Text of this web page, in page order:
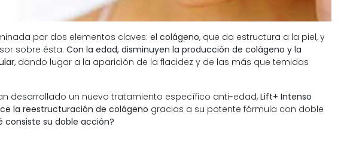
por dos elementos claves: el colágeno, que da estructura a la piel, y
sobre ésta. Con la edad, disminuyen la producción de colágeno y la
, dando lugar a la aparición de la flacidez y de las más que temidas
desarrollado un nuevo tratamiento específico anti-edad, Lift+ Intenso
la reestructuración de colágeno gracias a su potente fórmula con doble
consiste su doble acción?
la cosmética
las
Por qué los bálsamos de CBD